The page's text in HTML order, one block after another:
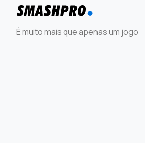
É muito mais que apenas um jogo